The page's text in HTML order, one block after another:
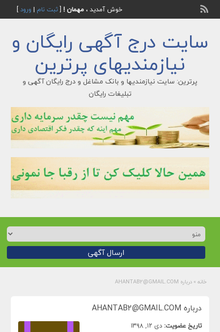
خوش آمدید ، مهمان ![ثبت نام | ورود]
سایت درج آگهی رایگان و
نیازمندیهای پرترین
پرترین: سایت نیازمندیها و بانک مشاغل و درج رایگان آگهی و
تبلیغات رایگان
ارسال آگهی
خانه » درباره AHANTAB2@GMAIL.COM
درباره AHANTAB2@GMAIL.COM
تاریخ عضویت: دی ۱۲, ۱۳۹۸